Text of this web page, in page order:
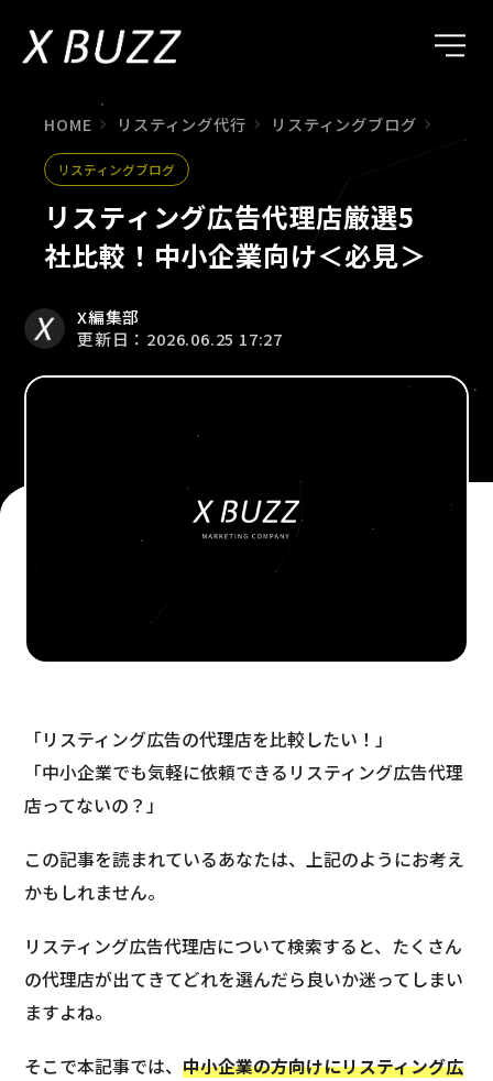
HOME リスティング代行 リスティングブログ
リスティングブログ
リスティング広告代理店厳選5
社比較！中小企業向け＜必見＞
X編集部
更新日：2026.06.25 17:27
「リスティング広告の代理店を比較したい！」
「中小企業でも気軽に依頼できるリスティング広告代理
店ってないの？」
この記事を読まれているあなたは、上記のようにお考え
かもしれません。
リスティング広告代理店について検索すると、たくさん
の代理店が出てきてどれを選んだら良いか迷ってしまい
ますよね。
そこで本記事では、中小企業の方向けにリスティング広